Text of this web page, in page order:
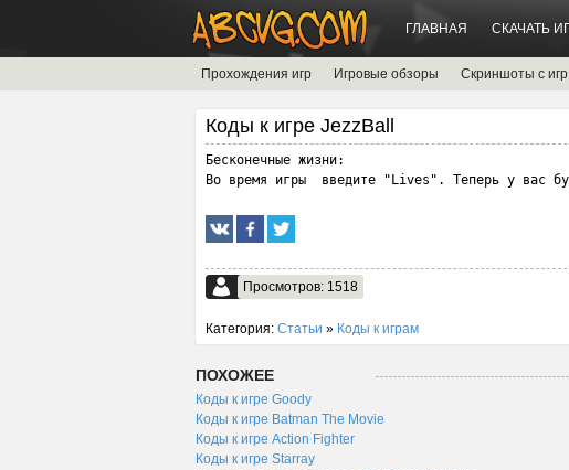
ГЛАВНАЯ СКАЧАТЬ
Прохождения игр Игровые обзоры Скриншоты с игр
Коды к игре JezzBall
Бесконечные жизни:
Во время игры  введите "Lives". Теперь у вас
Просмотров: 1518
Категория: Статьи » Коды к играм
ПОХОЖЕЕ
Коды к игре Goody
Коды к игре Batman The Movie
Коды к игре Action Fighter
Коды к игре Starray